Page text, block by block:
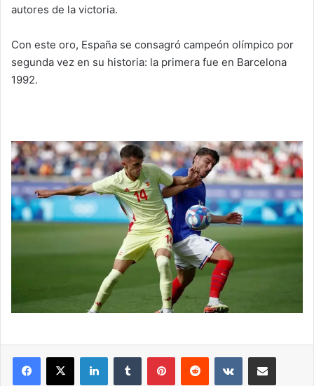
autores de la victoria.
Con este oro, España se consagró campeón olímpico por
segunda vez en su historia: la primera fue en Barcelona
1992.